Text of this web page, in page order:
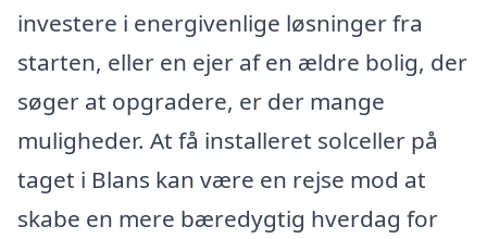
investere i energivenlige løsninger fra
starten, eller en ejer af en ældre bolig, der
søger at opgradere, er der mange
muligheder. At få installeret solceller på
taget i Blans kan være en rejse mod at
skabe en mere bæredygtig hverdag for